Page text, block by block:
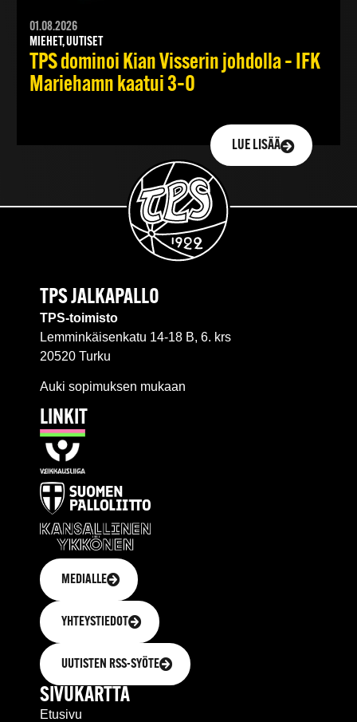
01.08.2026
MIEHET, UUTISET
TPS dominoi Kian Visserin johdolla – IFK
Mariehamn kaatui 3–0
LUE LISÄÄ
TPS JALKAPALLO
TPS-toimisto
Lemminkäisenkatu 14-18 B, 6. krs
20520 Turku
Auki sopimuksen mukaan
LINKIT
MEDIALLE
YHTEYSTIEDOT
UUTISTEN RSS-SYÖTE
SIVUKARTTA
Etusivu